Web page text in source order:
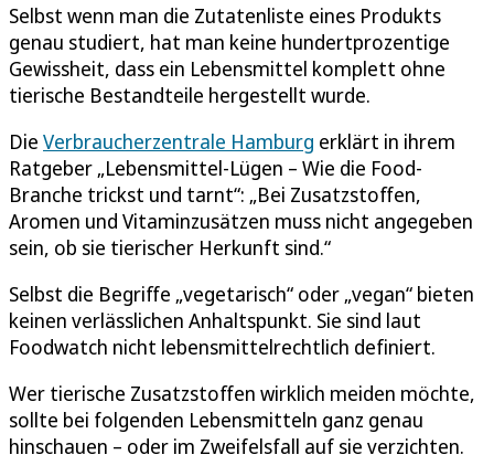
Selbst wenn man die Zutatenliste eines Produkts
genau studiert, hat man keine hundertprozentige
Gewissheit, dass ein Lebensmittel komplett ohne
tierische Bestandteile hergestellt wurde.
Die Verbraucherzentrale Hamburg erklärt in ihrem
Ratgeber „Lebensmittel-Lügen – Wie die Food-
Branche trickst und tarnt“: „Bei Zusatzstoffen,
Aromen und Vitaminzusätzen muss nicht angegeben
sein, ob sie tierischer Herkunft sind.“
Selbst die Begriffe „vegetarisch“ oder „vegan“ bieten
keinen verlässlichen Anhaltspunkt. Sie sind laut
Foodwatch nicht lebensmittelrechtlich definiert.
Wer tierische Zusatzstoffen wirklich meiden möchte,
sollte bei folgenden Lebensmitteln ganz genau
hinschauen – oder im Zweifelsfall auf sie verzichten.